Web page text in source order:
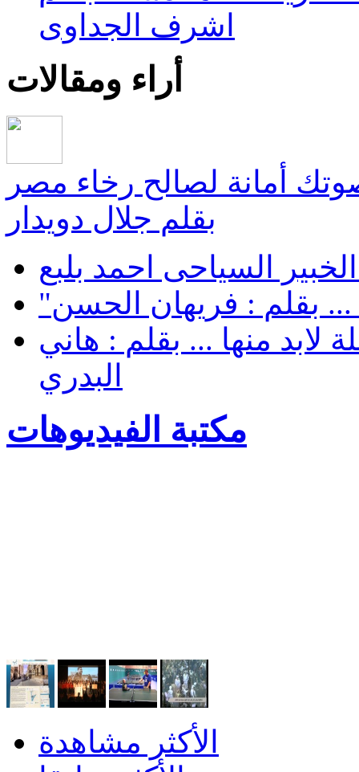
اشرف الجداوى
أراء ومقالات
أمانة لصالح رخاء مصر
بقلم جلال دويدار
السياحى احمد بلبع
بقلم : فريهان الحسن
لابد منها ... بقلم : هاني
البدري
مكتبة الفيديوهات
الأكثر مشاهدة